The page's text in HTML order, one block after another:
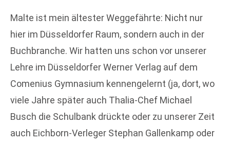
Malte ist mein ältester Weggefährte: Nicht nur
hier im Düsseldorfer Raum, sondern auch in der
Buchbranche. Wir hatten uns schon vor unserer
Lehre im Düsseldorfer Werner Verlag auf dem
Comenius Gymnasium kennengelernt (ja, dort, wo
viele Jahre später auch Thalia-Chef Michael
Busch die Schulbank drückte oder zu unserer Zeit
auch Eichborn-Verleger Stephan Gallenkamp oder